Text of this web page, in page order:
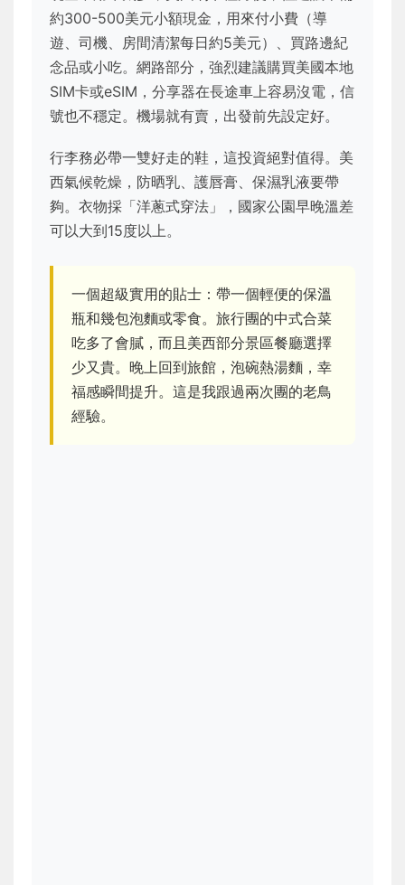
約300-500美元小額現金，用來付小費（導
遊、司機、房間清潔每日約5美元）、買路邊紀
念品或小吃。網路部分，強烈建議購買美國本地
SIM卡或eSIM，分享器在長途車上容易沒電，信
號也不穩定。機場就有賣，出發前先設定好。
行李務必帶一雙好走的鞋，這投資絕對值得。美
西氣候乾燥，防晒乳、護唇膏、保濕乳液要帶
夠。衣物採「洋蔥式穿法」，國家公園早晚溫差
可以大到15度以上。
一個超級實用的貼士：帶一個輕便的保溫
瓶和幾包泡麵或零食。旅行團的中式合菜
吃多了會膩，而且美西部分景區餐廳選擇
少又貴。晚上回到旅館，泡碗熱湯麵，幸
福感瞬間提升。這是我跟過兩次團的老鳥
經驗。